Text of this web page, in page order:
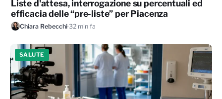
Liste d'attesa, interrogazione su percentuali ed
efficacia delle “pre-liste” per Piacenza
Chiara Rebecchi·32 min fa
SALUTE